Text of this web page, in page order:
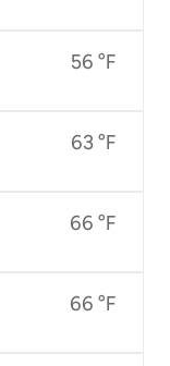
56 °F
63 °F
66 °F
66 °F